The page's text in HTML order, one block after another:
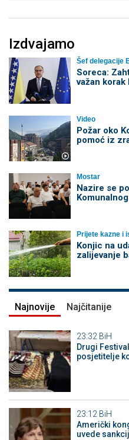
Izdvajamo
Šef delegacije
Soreca:
važan korak
Video
Požar oko
pomoć iz
Mostar
Nazire se
Prijete kazne i
Konjic na
zalijevanje
Najnovije Najčitanije
23:32 BiH
Drugi
posjetitelje
23:12 BiH
Američki
uvede